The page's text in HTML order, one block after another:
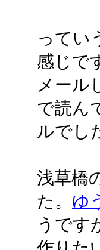
ってい
感じで
メール
で読ん
ルでし
浅草橋
た。 ゆ
うです